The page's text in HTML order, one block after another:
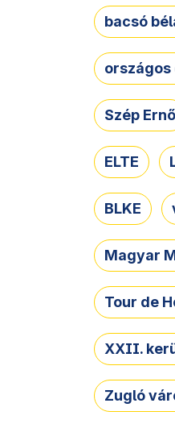
bacsó
országos
Szép Ernő
ELTE
BLKE
Magyar
Tour de
XXII.
Zugló